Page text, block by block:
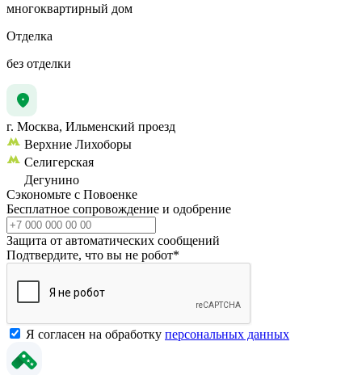
многоквартирный дом
Отделка
без отделки
г. Москва, Ильменский проезд
Верхние Лихоборы
Селигерская
Дегунино
Сэкономьте с Повоенке
Бесплатное сопровождение и одобрение
Защита от автоматических сообщений
Подтвердите, что вы не робот*
Я согласен на обработку персональных данных